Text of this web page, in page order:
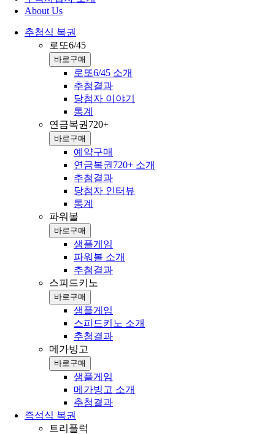
About Us
추첨식 복권
로또6/45
바로구매
로또6/45 소개
추첨결과
당첨자 이야기
통계
연금복권720+
바로구매
예약구매
연금복권720+ 소개
추첨결과
당첨자 인터뷰
통계
파워볼
바로구매
샘플게임
파워볼 소개
추첨결과
스피드키노
바로구매
샘플게임
스피드키노 소개
추첨결과
메가빙고
바로구매
샘플게임
메가빙고 소개
추첨결과
즉석식 복권
트리플럭